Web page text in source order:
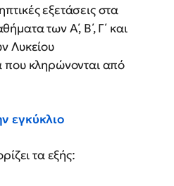
εξετάσεις στα
των Α΄, Β΄, Γ΄ και
Λυκείου
που κληρώνονται από
εγκύκλιο
τα εξής: